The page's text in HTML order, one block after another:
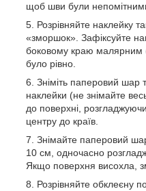
щоб шви були
Розрівняйте наклейку
«зморшок». Зафіксуйте
боковому краю
було рівно.
Зніміть паперовий шар
наклейки (не знімайте
до поверхні,
центру до країв.
Знімайте паперовий
10 см, одночасно
Якщо поверхня висохла,
Розрівняйте обклеєну